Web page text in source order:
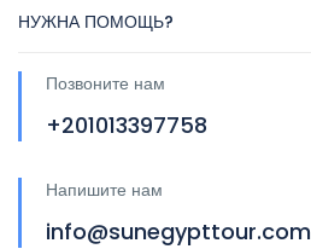
НУЖНА ПОМОЩЬ?
Позвоните нам
+201013397758
Напишите нам
info@sunegypttour.com